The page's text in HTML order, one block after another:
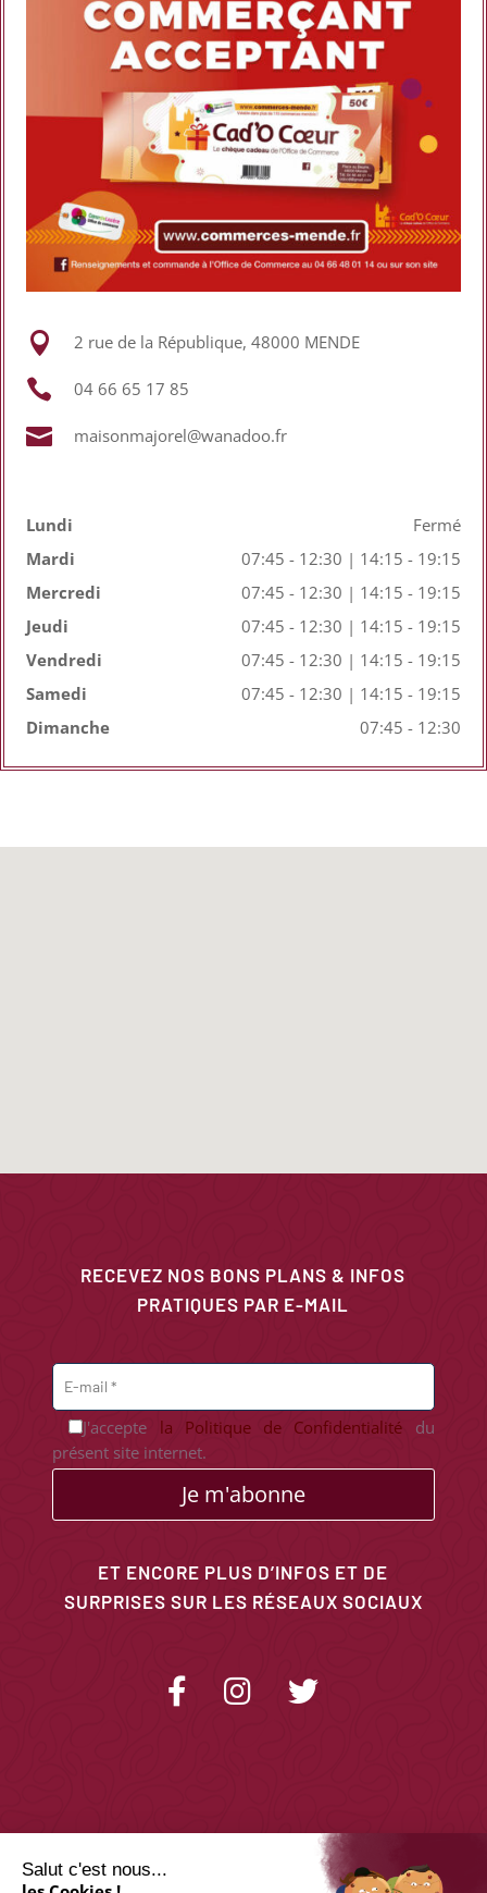
Salut c'est nous...
 2 rue de la République, 48000 MENDE
 04 66 65 17 85
 maisonmajorel@wanadoo.fr
Lundi
Fermé
Mardi
07:45 - 12:30 | 14:15 - 19:15
Mercredi
07:45 - 12:30 | 14:15 - 19:15
Jeudi
07:45 - 12:30 | 14:15 - 19:15
Vendredi
07:45 - 12:30 | 14:15 - 19:15
Samedi
07:45 - 12:30 | 14:15 - 19:15
Dimanche
07:45 - 12:30
RECEVEZ NOS BONS PLANS & INFOS
PRATIQUES PAR E-MAIL
J'accepte la Politique de Confidentialité du
présent site internet.
Je m'abonne
ET ENCORE PLUS D’INFOS ET DE
SURPRISES SUR LES RÉSEAUX SOCIAUX